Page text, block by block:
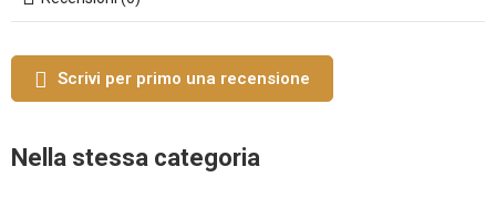
Scrivi per primo una recensione
Nella stessa categoria